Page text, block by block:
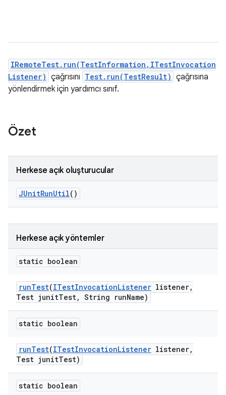
IRemoteTest.run(TestInformation,ITestInvocation
Listener) çağrısını Test.run(TestResult) çağrısına
yönlendirmek için yardımcı sınıf.
Özet
Herkese açık oluşturucular
JUnitRunUtil()
Herkese açık yöntemler
static boolean
runTest(ITestInvocationListener listener,
Test junitTest, String runName)
static boolean
runTest(ITestInvocationListener listener,
Test junitTest)
static boolean